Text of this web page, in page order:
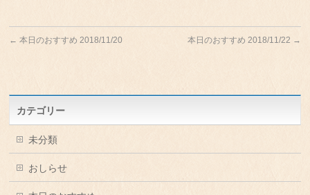
← 本日のおすすめ 2018/11/20 本日のおすすめ 2018/11/22 →
カテゴリー
未分類
おしらせ